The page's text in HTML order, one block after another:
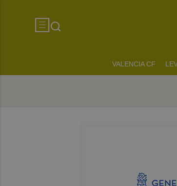
VALENCIA CF